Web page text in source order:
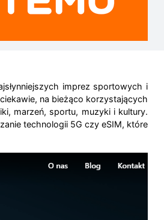
imprez sportowych i
na bieżąco korzystających
marzeń, sportu, muzyki i kultury.
technologii 5G czy eSIM, które